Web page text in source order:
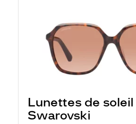
Lunettes de soleil
Swarovski